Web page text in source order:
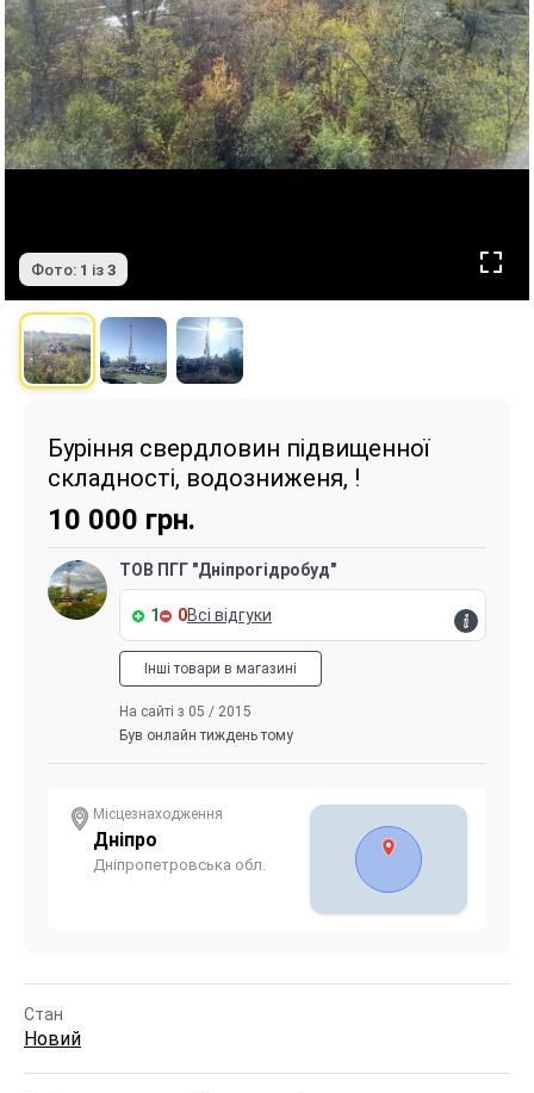
Фото: 1 із 3
Буріння свердловин підвищенної
складності, водозниженя, !
10 000 грн.
ТОВ ПГГ "Дніпрогідробуд"
1 0Всі відгуки
Інші товари в магазині
На сайті з 05 / 2015
Був онлайн тиждень тому
Місцезнаходження
Дніпро
Дніпропетровська обл.
Стан
Новий